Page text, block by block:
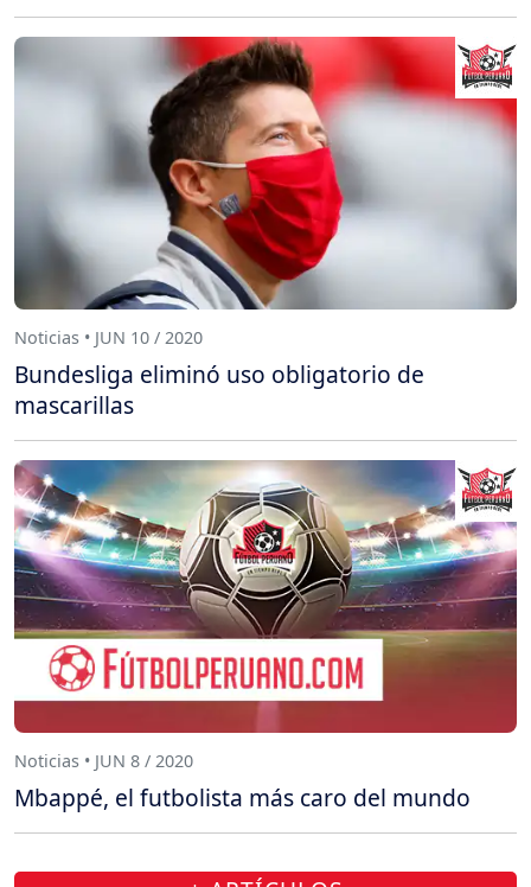
Noticias • JUN 10 / 2020
Bundesliga eliminó uso obligatorio de
mascarillas
Noticias • JUN 8 / 2020
Mbappé, el futbolista más caro del mundo